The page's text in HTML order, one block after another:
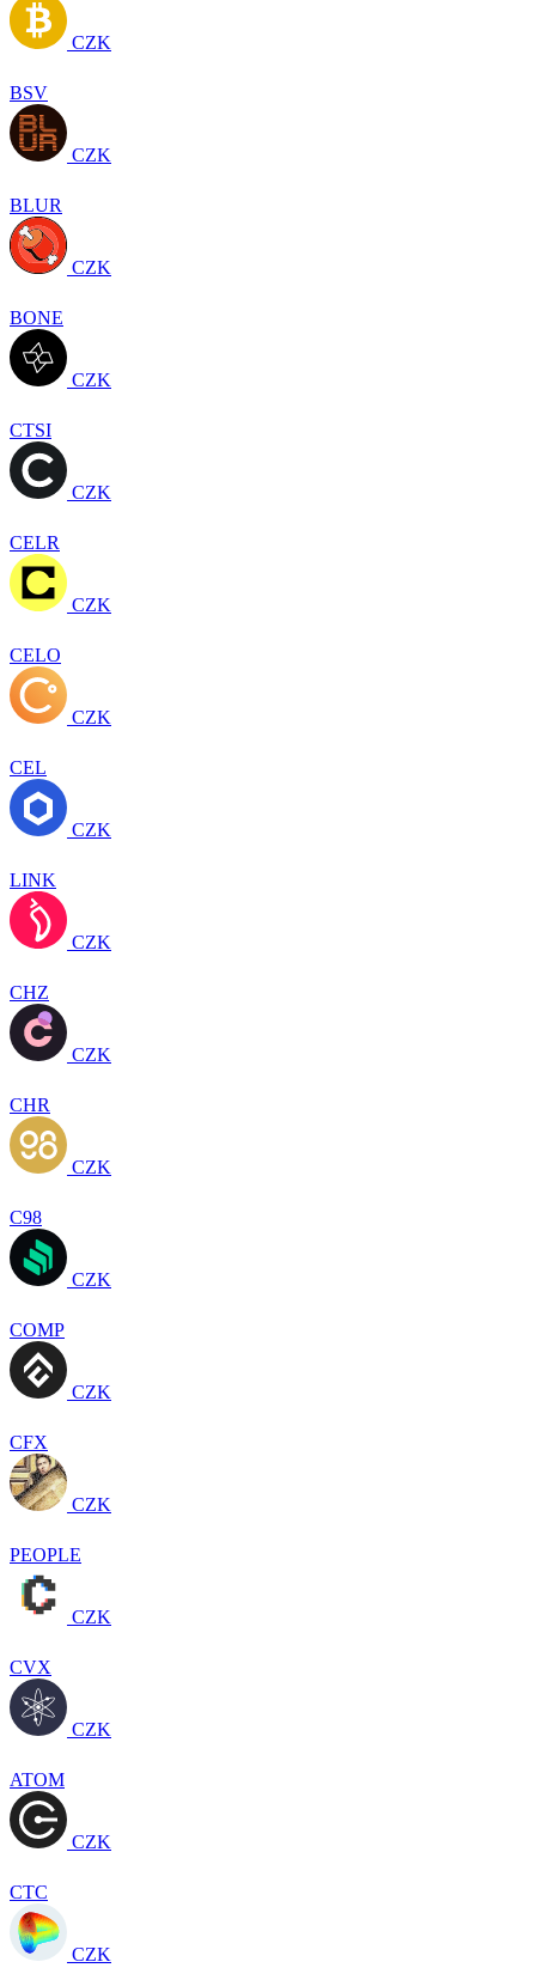
CZK
BSV
CZK
BLUR
CZK
BONE
CZK
CTSI
CZK
CELR
CZK
CELO
CZK
CEL
CZK
LINK
CZK
CHZ
CZK
CHR
CZK
C98
CZK
COMP
CZK
CFX
CZK
PEOPLE
CZK
CVX
CZK
ATOM
CZK
CTC
CZK